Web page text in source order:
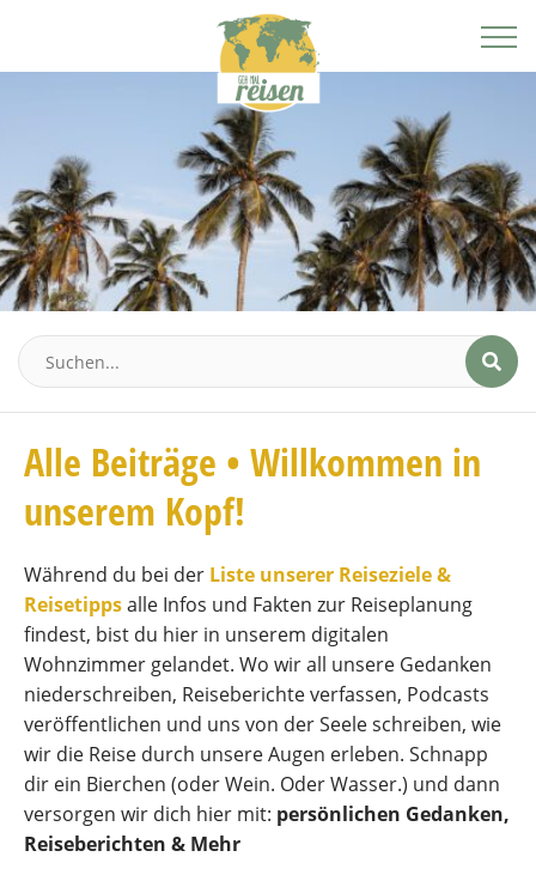
Alle Beiträge • Willkommen in
unserem Kopf!
Während du bei der Liste unserer Reiseziele &
Reisetippsalle Infos und Fakten zur Reiseplanung
findest, bist du hier in unserem digitalen
Wohnzimmer gelandet. Wo wir all unsere Gedanken
niederschreiben, Reiseberichte verfassen, Podcasts
veröffentlichen und uns von der Seele schreiben, wie
wir die Reise durch unsere Augen erleben. Schnapp
dir ein Bierchen (oder Wein. Oder Wasser.) und dann
versorgen wir dich hier mit: persönlichen Gedanken,
Reiseberichten & Mehr